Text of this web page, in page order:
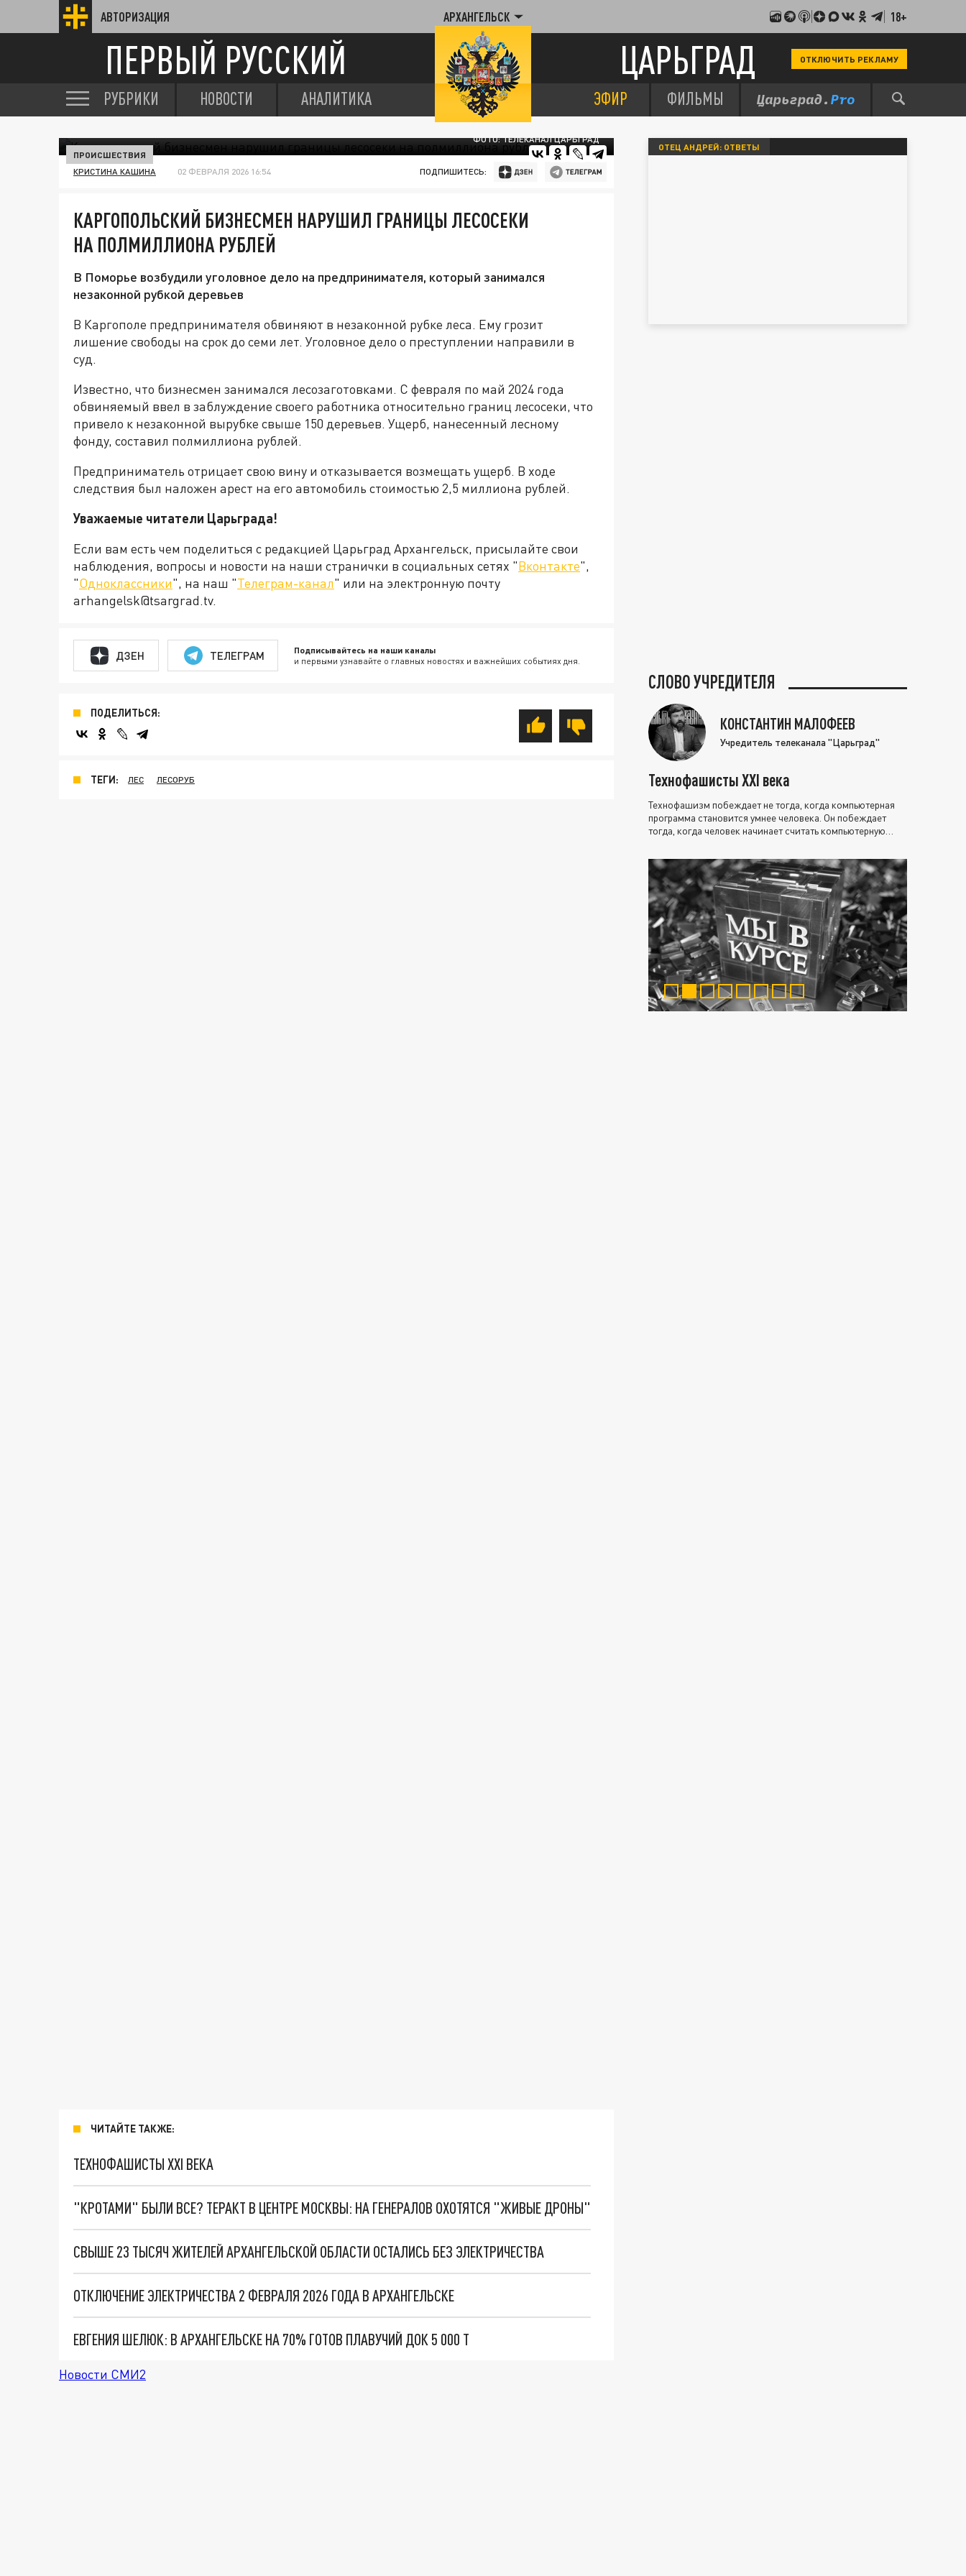
АВТОРИЗАЦИЯ АРХАНГЕЛЬСК 18+
ПЕРВЫЙ РУССКИЙ ЦАРЬГРАД ОТКЛЮЧИТЬ РЕКЛАМУ
РУБРИКИ НОВОСТИ АНАЛИТИКА ЭФИР ФИЛЬМЫ
ФОТО: ТЕЛЕКАНАЛ ЦАРЬГРАД
ПРОИСШЕСТВИЯ
КРИСТИНА КАШИНА 02 ФЕВРАЛЯ 2026 16:54 ПОДПИШИТЕСЬ:
КАРГОПОЛЬСКИЙ БИЗНЕСМЕН НАРУШИЛ ГРАНИЦЫ ЛЕСОСЕКИ
НА ПОЛМИЛЛИОНА РУБЛЕЙ
В Поморье возбудили уголовное дело на предпринимателя, который занимался
незаконной рубкой деревьев
В Каргополе предпринимателя обвиняют в незаконной рубке леса. Ему грозит
лишение свободы на срок до семи лет. Уголовное дело о преступлении направили в
суд.
Известно, что бизнесмен занимался лесозаготовками. С февраля по май 2024 года
обвиняемый ввел в заблуждение своего работника относительно границ лесосеки, что
привело к незаконной вырубке свыше 150 деревьев. Ущерб, нанесенный лесному
фонду, составил полмиллиона рублей.
Предприниматель отрицает свою вину и отказывается возмещать ущерб. В ходе
следствия был наложен арест на его автомобиль стоимостью 2,5 миллиона рублей.
Уважаемые читатели Царьграда!
Если вам есть чем поделиться с редакцией Царьград Архангельск, присылайте свои
наблюдения, вопросы и новости на наши странички в социальных сетях "Вконтакте",
"Одноклассники", на наш "Телеграм-канал" или на электронную почту
arhangelsk@tsargrad.tv.
ДЗЕН ТЕЛЕГРАМ Подписывайтесь на наши каналы
и первыми узнавайте о главных новостях и важнейших событиях дня.
ПОДЕЛИТЬСЯ:
ТЕГИ: ЛЕС ЛЕСОРУБ
ЧИТАЙТЕ ТАКЖЕ:
ТЕХНОФАШИСТЫ XXI ВЕКА
"КРОТАМИ" БЫЛИ ВСЕ? ТЕРАКТ В ЦЕНТРЕ МОСКВЫ: НА ГЕНЕРАЛОВ ОХОТЯТСЯ "ЖИВЫЕ ДРОНЫ"
СВЫШЕ 23 ТЫСЯЧ ЖИТЕЛЕЙ АРХАНГЕЛЬСКОЙ ОБЛАСТИ ОСТАЛИСЬ БЕЗ ЭЛЕКТРИЧЕСТВА
ОТКЛЮЧЕНИЕ ЭЛЕКТРИЧЕСТВА 2 ФЕВРАЛЯ 2026 ГОДА В АРХАНГЕЛЬСКЕ
ЕВГЕНИЯ ШЕЛЮК: В АРХАНГЕЛЬСКЕ НА 70% ГОТОВ ПЛАВУЧИЙ ДОК 5 000 Т
Новости СМИ2
ОТЕЦ АНДРЕЙ: ОТВЕТЫ
СЛОВО УЧРЕДИТЕЛЯ
КОНСТАНТИН МАЛОФЕЕВ
Учредитель телеканала "Царьград"
Технофашисты XXI века
Технофашизм побеждает не тогда, когда компьютерная
программа становится умнее человека. Он побеждает
тогда, когда человек начинает считать компьютерную